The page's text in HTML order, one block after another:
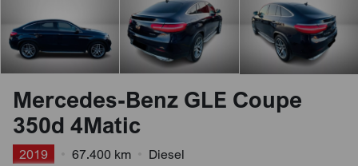
Mercedes-Benz GLE Coupe
350d 4Matic
2019 67.400 km
Diesel